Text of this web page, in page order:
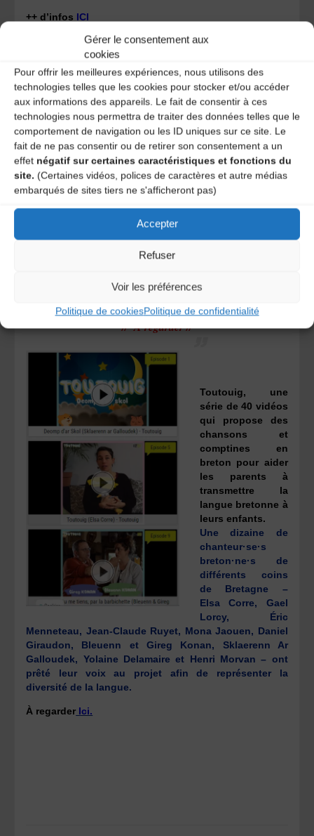
Gérer le consentement aux
cookies
Pour offrir les meilleures expériences, nous utilisons des
technologies telles que les cookies pour stocker et/ou accéder
aux informations des appareils. Le fait de consentir à ces
technologies nous permettra de traiter des données telles que le
comportement de navigation ou les ID uniques sur ce site. Le
fait de ne pas consentir ou de retirer son consentement a un
effet négatif sur certaines caractéristiques et fonctions du
site. (Certaines vidéos, polices de caractères et autre médias
embarqués de sites tiers ne s'afficheront pas)
Accepter
Refuser
Voir les préférences
Politique de cookiesPolitique de confidentialité
++d’infos ICI
// A découvrir //
Présentation duwebmédia ECCA: Centre
égyptien pour la culture et l’art, fondé en 2002 pour
enregistrer et promouvoir la musique traditionnelle en
Égypte.
// A regarder //
Toutouig, une
série de 40 vidéos
qui propose des
chansons et
comptines en
breton pour aider
les parents à
transmettre la
langue bretonne à
leurs enfants.
Une dizaine de
chanteur·se·s
breton·ne·s de
différents coins
de Bretagne –
Elsa Corre, Gael
Lorcy, Éric
Menneteau, Jean-Claude Ruyet, Mona Jaouen, Daniel
Giraudon, Bleuenn et Gireg Konan, Sklaerenn Ar
Galloudek, Yolaine Delamaire et Henri Morvan – ont
prêté leur voix au projet afin de représenter la
diversité de la langue.
À regarder Ici.